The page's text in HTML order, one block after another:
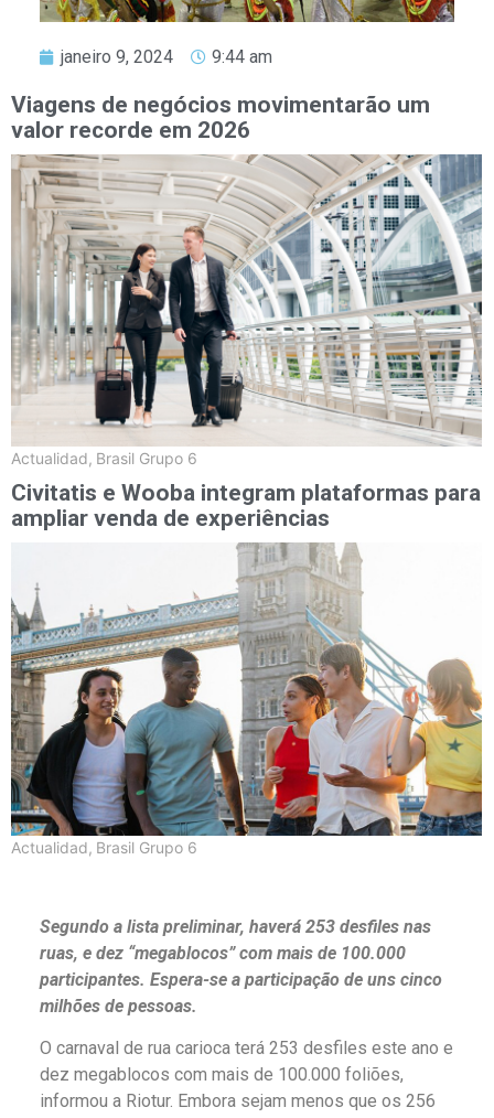
janeiro 9, 2024 9:44 am
Viagens de negócios movimentarão um
valor recorde em 2026
Actualidad, Brasil Grupo 6
Civitatis e Wooba integram plataformas para
ampliar venda de experiências
Actualidad, Brasil Grupo 6
Segundo a lista preliminar, haverá 253 desfiles nas
ruas, e dez “megablocos” com mais de 100.000
participantes. Espera-se a participação de uns cinco
milhões de pessoas.
O carnaval de rua carioca terá 253 desfiles este ano e
dez megablocos com mais de 100.000 foliões,
informou a Riotur. Embora sejam menos que os 256